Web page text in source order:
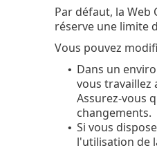
Par défaut, la Web
réserve une limite
Vous pouvez
• Dans un
vous travaillez
Assurez-vous
changements.
• Si vous
l'utilisation de